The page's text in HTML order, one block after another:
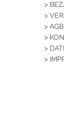
>
>
>
>
>
>